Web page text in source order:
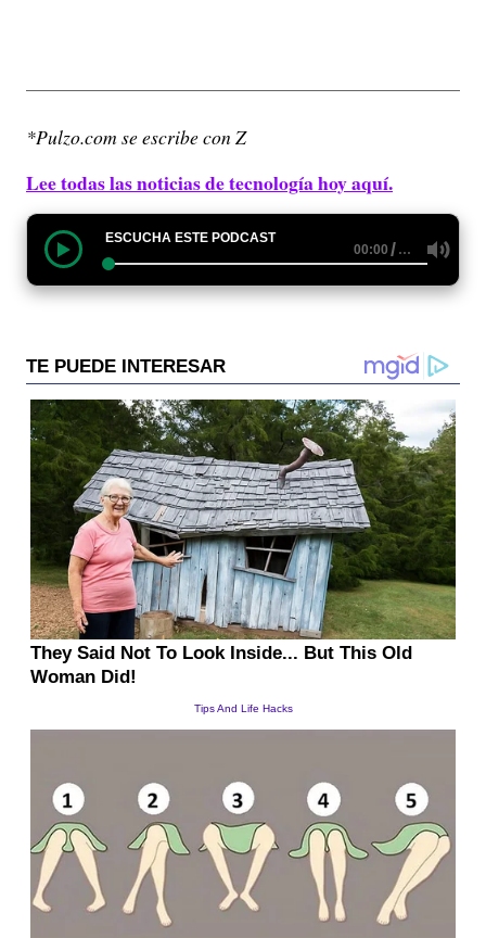
*Pulzo.com se escribe con Z
Lee todas las noticias de tecnología hoy aquí.
ESCUCHA ESTE PODCAST
00:00 /…